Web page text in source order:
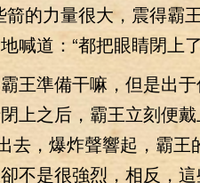
箭的力量很大，震得霸
喊道：“都把眼睛閉上
準備干嘛，但是出于
上之后，霸王立刻便
去，爆炸聲響起，霸
不是很強烈，相反，